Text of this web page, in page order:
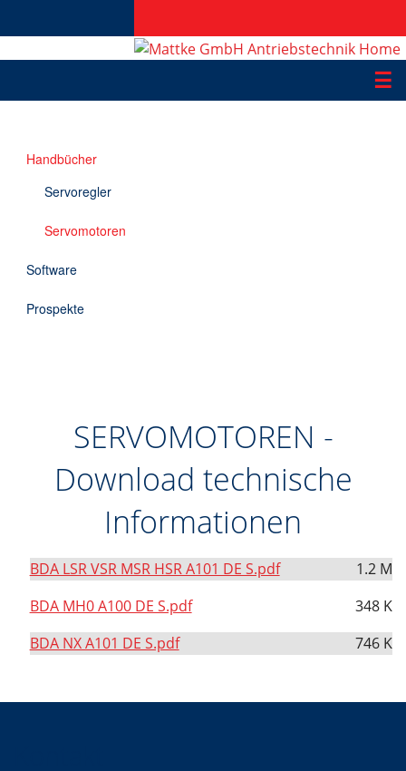
☰
Applikationen
Informationen
Handbücher
Servoregler
Servomotoren
Software
Prospekte
SERVOMOTOREN -
Download technische
Informationen
BDA LSR VSR MSR HSR A101 DE S.pdf
1.2 M
BDA MH0 A100 DE S.pdf
348 K
BDA NX A101 DE S.pdf
746 K